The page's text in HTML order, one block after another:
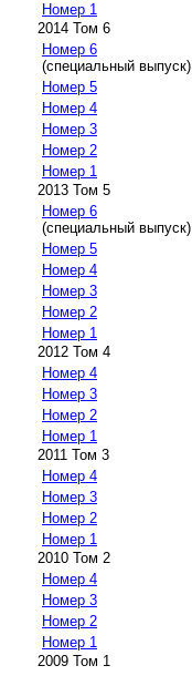
Номер 1
2014 Том 6
Номер 6
(специальный выпуск)
Номер 5
Номер 4
Номер 3
Номер 2
Номер 1
2013 Том 5
Номер 6
(специальный выпуск)
Номер 5
Номер 4
Номер 3
Номер 2
Номер 1
2012 Том 4
Номер 4
Номер 3
Номер 2
Номер 1
2011 Том 3
Номер 4
Номер 3
Номер 2
Номер 1
2010 Том 2
Номер 4
Номер 3
Номер 2
Номер 1
2009 Том 1